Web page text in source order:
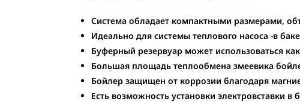
Система обладает компактными размерами,
Идеально для системы теплового насоса -в
Буферный резервуар может использоваться
Большая площадь теплообмена змеевика
Бойлер защищен от коррозии благодаря
Есть возможность установки электровставки